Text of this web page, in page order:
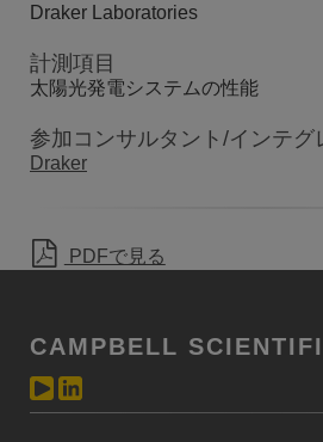
Draker Laboratories
計測項目
太陽光発電システムの性能
参加コンサルタント/インテグ
Draker
PDFで見る
CAMPBELL